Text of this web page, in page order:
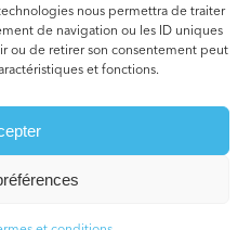
nous permettra de traiter
de navigation ou les ID uniques
ou de retirer son consentement peut
et fonctions.